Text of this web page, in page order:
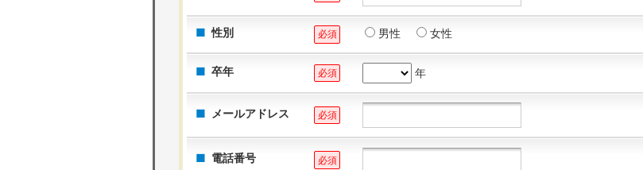
性別 必須 男性 女性
卒年 必須 年
メールアドレス 必須
電話番号 必須